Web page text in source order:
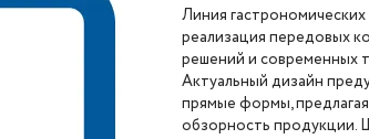
Линия
реализация передовых
решений и современных
Актуальный дизайн
прямые формы,
обзорность продукции.